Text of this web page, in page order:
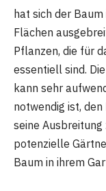
hat sich der
Flächen
Pflanzen, die für
essentiell sind.
kann sehr
notwendig ist,
seine
potenzielle
Baum in ihrem